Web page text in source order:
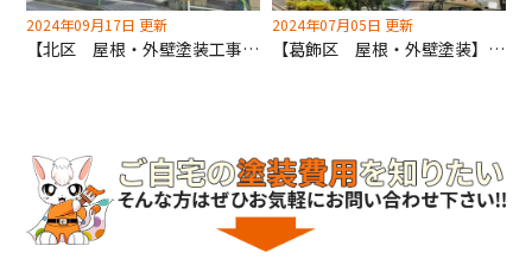
2024年09月17日 更新
【北区 屋根・外壁塗装工事】助成金・火災保険の申請は深井塗装にお任せください！
2024年07月05日 更新
【葛飾区 屋根・外壁塗装】外壁塗装でお家の印象がガラッと変わります！